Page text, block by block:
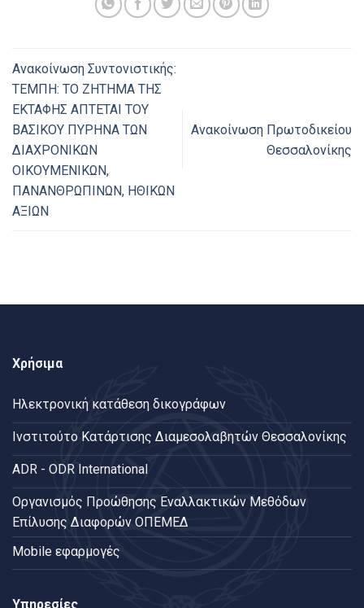
Ανακοίνωση Συντονιστικής:
ΤΕΜΠΗ: ΤΟ ΖΗΤΗΜΑ ΤΗΣ
ΕΚΤΑΦΗΣ ΑΠΤΕΤΑΙ ΤΟΥ
ΒΑΣΙΚΟΥ ΠΥΡΗΝΑ ΤΩΝ
ΔΙΑΧΡΟΝΙΚΩΝ
ΟΙΚΟΥΜΕΝΙΚΩΝ,
ΠΑΝΑΝΘΡΩΠΙΝΩΝ, ΗΘΙΚΩΝ
ΑΞΙΩΝ
Ανακοίνωση Πρωτοδικείου
Θεσσαλονίκης
Χρήσιμα
Ηλεκτρονική κατάθεση δικογράφων
Ινστιτούτο Κατάρτισης Διαμεσολαβητών Θεσσαλονίκης
ADR - ODR International
Oργανισμός Προώθησης Εναλλακτικών Μεθόδων
Επίλυσης Διαφορών ΟΠΕΜΕΔ
Mobile εφαρμογές
Υπηρεσίες